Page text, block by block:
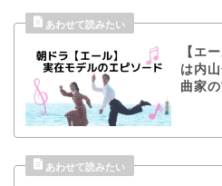
【エ
は内
曲家